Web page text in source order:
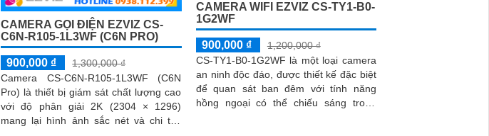
CAMERA GỌI ĐIỆN EZVIZ CS-
C6N-R105-1L3WF (C6N PRO)
900,000 ₫
1,300,000 ₫
Camera CS-C6N-R105-1L3WF (C6N
Pro) là thiết bị giám sát chất lượng cao
với độ phân giải 2K (2304 × 1296)
mang lại hình ảnh sắc nét và chi tiết
CAMERA WIFI EZVIZ CS-TY1-B0-
1G2WF
900,000 ₫
1,200,000 ₫
CS-TY1-B0-1G2WF là một loại camera
an ninh độc đáo, được thiết kế đặc biệt
để quan sát ban đêm với tính năng
hồng ngoại có thể chiếu sáng trong